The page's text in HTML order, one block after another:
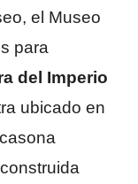
el Museo
para
del Imperio
ubicado en